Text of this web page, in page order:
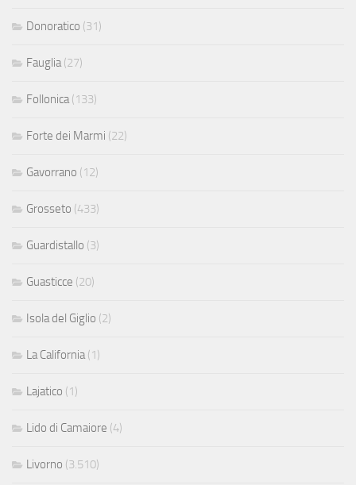
Donoratico (31)
Fauglia (27)
Follonica (133)
Forte dei Marmi (22)
Gavorrano (12)
Grosseto (433)
Guardistallo (3)
Guasticce (20)
Isola del Giglio (2)
La California (1)
Lajatico (1)
Lido di Camaiore (4)
Livorno (3.510)